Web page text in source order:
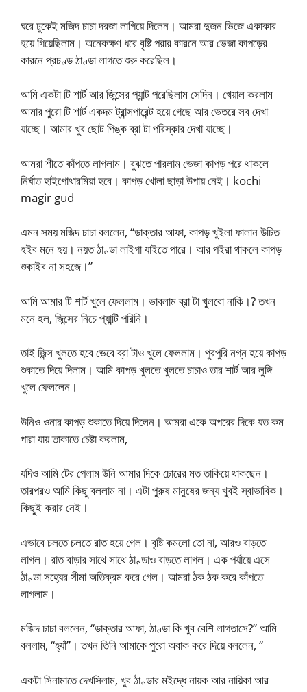
ঘরে ঢুকেই মজিদ চাচা দরজা লাগিয়ে দিলেন। আমরা দুজন ভিজে একাকার
হয়ে গিয়েছিলাম। অনেকক্ষণ ধরে বৃষ্টি পরার কারনে আর ভেজা কাপড়ের
কারনে প্রচণ্ড ঠাণ্ডা লাগতে শুরু করেছিল।
আমি একটা টি শার্ট আর জিন্সের প্যান্ট পরেছিলাম সেদিন। খেয়াল করলাম
আমার পুরো টি শার্ট একদম ট্রান্সপারেন্ট হয়ে গেছে আর ভেতরে সব দেখা
যাচ্ছে। আমার খুব ছোট পিঙ্ক ব্রা টা পরিস্কার দেখা যাচ্ছে।
আমরা শীতে কাঁপতে লাগলাম। বুঝতে পারলাম ভেজা কাপড় পরে থাকলে
নির্ঘাত হাইপোথারমিয়া হবে। কাপড় খোলা ছাড়া উপায় নেই। kochi
magir gud
এমন সময় মজিদ চাচা বললেন, “ডাক্তার আফা, কাপড় খুইলা ফালান উচিত
হইব মনে হয়। নয়ত ঠাণ্ডা লাইগা যাইতে পারে। আর পইরা থাকলে কাপড়
শুকাইব না সহজে।”
আমি আমার টি শার্ট খুলে ফেললাম। ভাবলাম ব্রা টা খুলবো নাকি।? তখন
মনে হল, জিন্সের নিচে প্যান্টি পরিনি।
তাই জিন্স খুলতে হবে ভেবে ব্রা টাও খুলে ফেললাম। পুরপুরি নগ্ন হয়ে কাপড়
শুকাতে দিয়ে দিলাম। আমি কাপড় খুলতে খুলতে চাচাও তার শার্ট আর লুঙ্গি
খুলে ফেললেন।
উনিও ওনার কাপড় শুকাতে দিয়ে দিলেন। আমরা একে অপরের দিকে যত কম
পারা যায় তাকাতে চেষ্টা করলাম,
যদিও আমি টের পেলাম উনি আমার দিকে চোরের মত তাকিয়ে থাকছেন।
তারপরও আমি কিছু বললাম না। এটা পুরুষ মানুষের জন্য খুবই স্বাভাবিক।
কিছুই করার নেই।
এভাবে চলতে চলতে রাত হয়ে গেল। বৃষ্টি কমলো তো না, আরও বাড়তে
লাগল। রাত বাড়ার সাথে সাথে ঠাণ্ডাও বাড়তে লাগল। এক পর্যায়ে এসে
ঠাণ্ডা সহ্যের সীমা অতিক্রম করে গেল। আমরা ঠক ঠক করে কাঁপতে
লাগলাম।
মজিদ চাচা বললেন, “ডাক্তার আফা, ঠাণ্ডা কি খুব বেশি লাগতাসে?” আমি
বললাম, “হ্যাঁ”। তখন তিনি আমাকে পুরো অবাক করে দিয়ে বললেন, “
একটা সিনামাতে দেখসিলাম, খুব ঠাণ্ডার মইদ্ধে নায়ক আর নায়িকা আর